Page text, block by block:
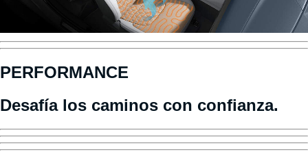
PERFORMANCE
Desafía los caminos con confianza.